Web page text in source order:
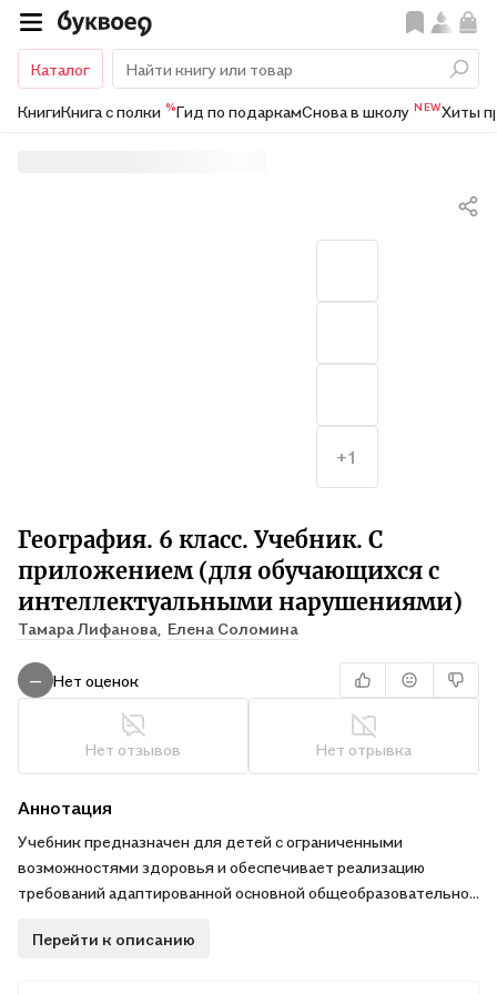
Каталог
КнигиКнига с полки %Гид по подаркамСнова в школу NEWХиты
География. 6 класс. Учебник. С
приложением (для обучающихся с
интеллектуальными нарушениями)
Тамара Лифанова, Елена Соломина
— Нет оценок
Нет отзывов Нет отрывка
+1
Аннотация
Учебник предназначен для детей с ограниченными
возможностями здоровья и обеспечивает реализацию
требований адаптированной основной общеобразовательной
«Естествознание» в соответствии с ФГОС образования
Перейти к описанию